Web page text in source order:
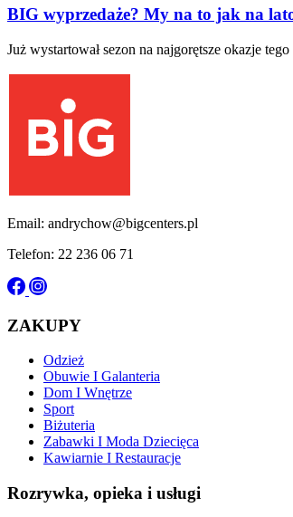
BIG wyprzedaże? My na to jak na
Już wystartował sezon na najgorętsze okazje
Email: andrychow@bigcenters.pl
Telefon: 22 236 06 71
ZAKUPY
Odzież
Obuwie I Galanteria
Dom I Wnętrze
Sport
Biżuteria
Zabawki I Moda Dziecięca
Kawiarnie I Restauracje
Rozrywka, opieka i usługi